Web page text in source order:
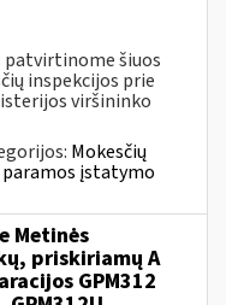
patvirtinome šiuos
inspekcijos prie
viršininko
Mokesčių
įstatymo
Metinės
priskiriamų A
GPM312